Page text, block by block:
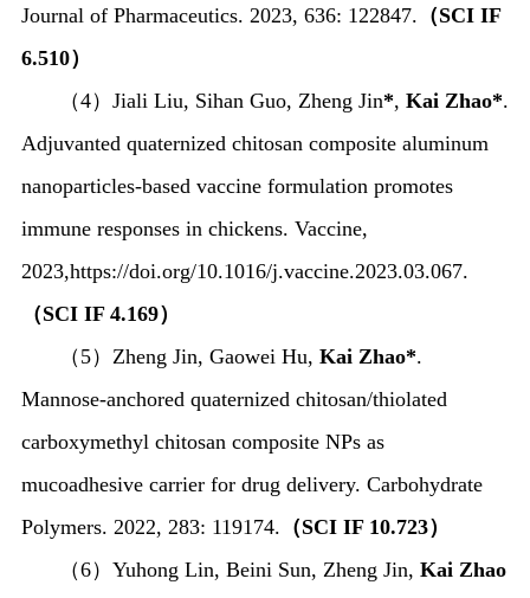
Journal of Pharmaceutics. 2023, 636: 122847. （SCI IF
6.510）
（4） Jiali Liu, Sihan Guo, Zheng Jin*, Kai Zhao*.
Adjuvanted quaternized chitosan composite aluminum
nanoparticles-based vaccine formulation promotes
immune responses in chickens. Vaccine,
2023,https://doi.org/10.1016/j.vaccine.2023.03.067.
（SCI IF 4.169）
（ 5） Zheng Jin, Gaowei Hu, Kai Zhao*.
Mannose-anchored quaternized chitosan/thiolated
carboxymethyl chitosan composite NPs as
mucoadhesive carrier for drug delivery. Carbohydrate
Polymers. 2022, 283: 119174. （SCI IF 10.723）
（6） Yuhong Lin, Beini Sun, Zheng Jin, Kai Zhao